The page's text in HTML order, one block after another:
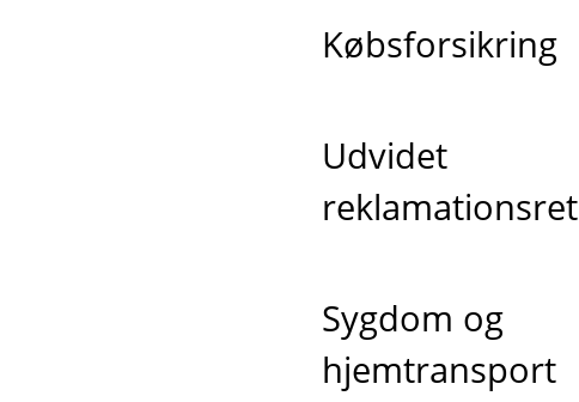
Købsforsikring
Udvidet
reklamationsret
Sygdom og
hjemtransport